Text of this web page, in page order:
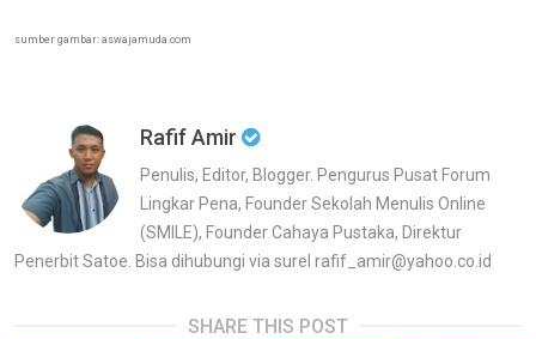
sumber gambar: aswajamuda.com
Rafif Amir
Penulis, Editor, Blogger. Pengurus Pusat Forum
Lingkar Pena, Founder Sekolah Menulis Online
(SMILE), Founder Cahaya Pustaka, Direktur
Penerbit Satoe. Bisa dihubungi via surel rafif_amir@yahoo.co.id
SHARE THIS POST